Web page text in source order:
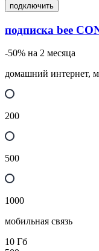
подключить
подписка bee
-50% на 2 месяца
домашний интернет,
200
500
1000
мобильная связь
10 Гб